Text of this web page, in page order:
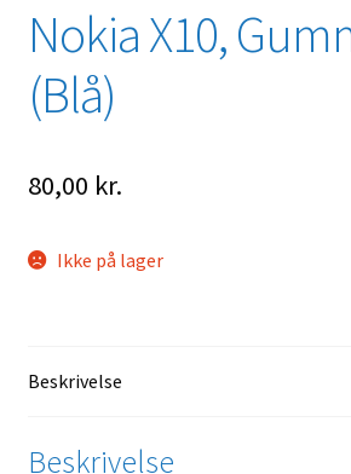
Nokia X10,
(Blå)
80,00 kr.
Ikke på lager
Beskrivelse
Beskrivelse